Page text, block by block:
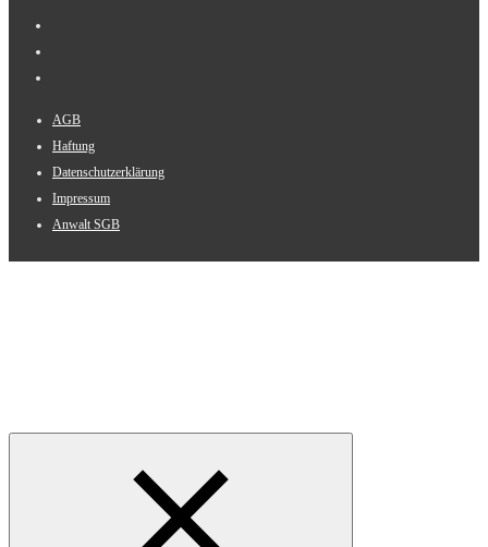
AGB
Haftung
Datenschutzerklärung
Impressum
Anwalt SGB